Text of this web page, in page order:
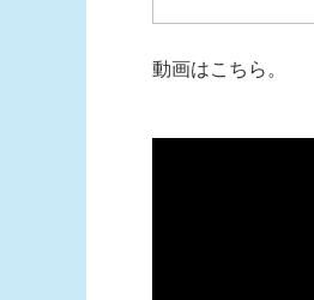
動画はこちら。